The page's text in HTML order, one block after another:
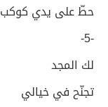
حطّ على يدي كوكب
-5-
لك المجد
تجنّح في خيالي